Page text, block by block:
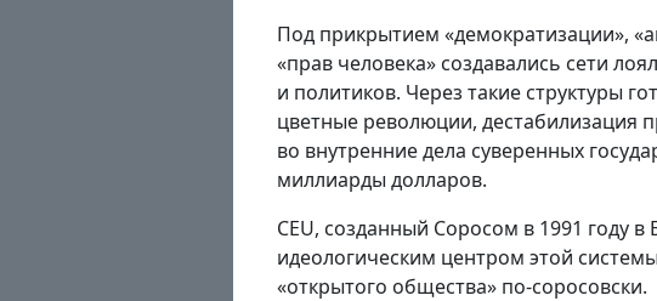
Под прикрытием «демократизации»,
«прав человека» создавались сети
и политиков. Через такие структуры
цветные революции, дестабилизация
во внутренние дела суверенных
миллиарды долларов.
CEU, созданный Соросом в 1991 году
идеологическим центром этой
«открытого общества» по-соросовски.